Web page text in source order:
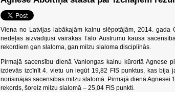
Viena no Latvijas labākajām kalnu slēpotājām, 2014. gada
nedēļas aizvadījusi vairākas Tālo Austrumu kausa
rekordiem gan slaloma, gan milzu slaloma disciplīnās.
Pirmajā sacensību dienā Vanlongas kalnu kūrortā Agnese
izdevās izcīnīt 4. vietu un iegūt 19,82 FIS punktus, kas bija
norisinājās sacensības milzu slalomā. Pirmajā dienā Agnesei
rekords, šoreiz milzu slalomā – 25,04 FIS punkti.